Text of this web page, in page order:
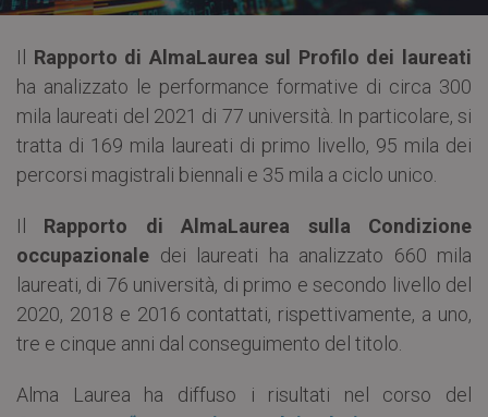
Il Rapporto di AlmaLaurea sul Profilo dei laureati
ha analizzato le performance formative di circa 300
mila laureati del 2021 di 77 università. In particolare, si
tratta di 169 mila laureati di primo livello, 95 mila dei
percorsi magistrali biennali e 35 mila a ciclo unico.
Il Rapporto di AlmaLaurea sulla Condizione
occupazionale dei laureati ha analizzato 660 mila
laureati, di 76 università, di primo e secondo livello del
2020, 2018 e 2016 contattati, rispettivamente, a uno,
tre e cinque anni dal conseguimento del titolo.
Alma Laurea ha diffuso i risultati nel corso del